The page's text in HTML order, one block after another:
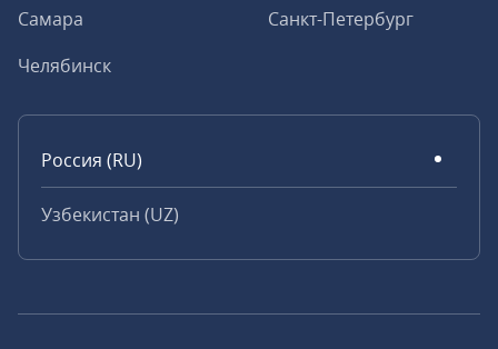
Самара
Санкт-Петербург
Челябинск
Россия (RU)
Узбекистан (UZ)